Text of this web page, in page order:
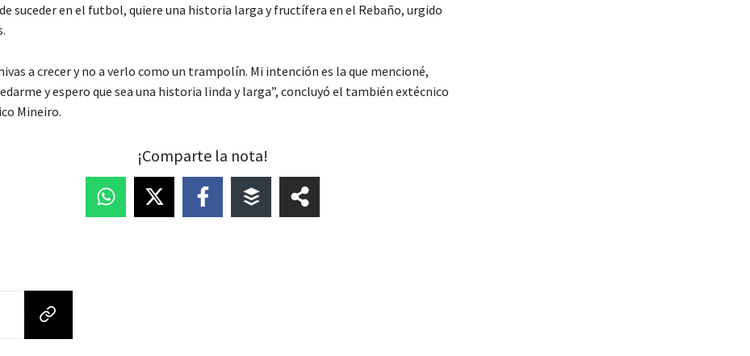
suceder en el futbol, quiere una historia larga y fructífera en el Rebaño, urgido
a crecer y no a verlo como un trampolín. Mi intención es la que mencioné,
y espero que sea una historia linda y larga”, concluyó el también extécnico
Mineiro.
¡Comparte la nota!